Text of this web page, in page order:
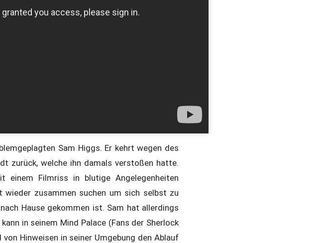
Sam Higgs. Er kehrt wegen des
zurück, welche ihn damals verstoßen hatte.
Filmriss in blutige Angelegenheiten
wieder zusammen suchen um sich selbst zu
Hause gekommen ist. Sam hat allerdings
in seinem Mind Palace (Fans der Sherlock
Hinweisen in seiner Umgebung den Ablauf